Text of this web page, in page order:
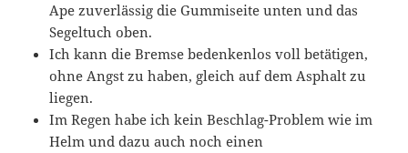
Ape zuverlässig die Gummiseite unten und das
Segeltuch oben.
Ich kann die Bremse bedenkenlos voll betätigen,
ohne Angst zu haben, gleich auf dem Asphalt zu
liegen.
Im Regen habe ich kein Beschlag-Problem wie im
Helm und dazu auch noch einen